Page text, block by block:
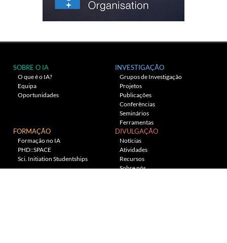
SOBRE O IA
O que é o IA?
Equipa
Oportunidades
INVESTIGAÇÃO
Grupos de Investigação
Projetos
Publicações
Conferências
Seminários
Ferramentas
FORMAÇÃO
Formação no IA
PHD::SPACE
Sci. Initiation Studentships
DIVULGAÇÃO
Notícias
Atividades
Recursos
Sobre nós